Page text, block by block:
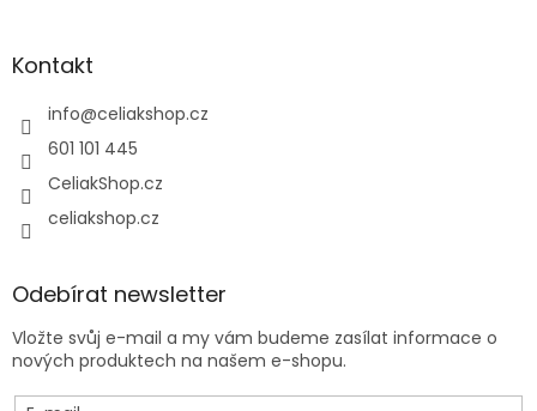
Kontakt
info@celiakshop.cz
601 101 445
CeliakShop.cz
celiakshop.cz
Odebírat newsletter
Vložte svůj e-mail a my vám budeme zasílat informace o
nových produktech na našem e-shopu.